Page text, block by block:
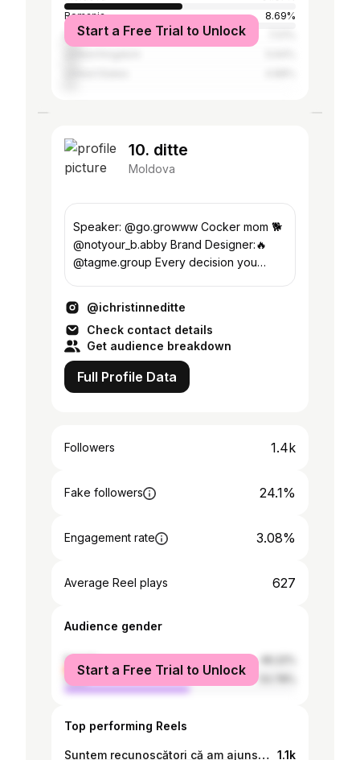
Romania
8.69%
ItalyStart a Free Trial to Unlock
10. ditte
Moldova
Speaker: @go.growww Cocker mom 🐕
@notyour_b.abby Brand Designer:🔥
@tagme.group Every decision you
@ichristinneditte
Check contact details
Get audience breakdown
Full Profile Data
Followers 1.4k
Fake followers 24.1%
Engagement rate 3.08%
Average Reel plays 627
Audience gender
female
male
Start a Free Trial to Unlock
Top performing Reels
Suntem recunoscători că am ajuns aici—împreună. Drumul nu a fost ușor, dar pas cu pas am reușit să adunăm moldovenii din toate colțurile într-un singur loc. Această călătorie nu este doar despre o art instalație, ci despre oamenii pe care i-am întâlnit și pe care acum avem bucuria să-i numim prieteni ❤️🇲🇩🔥 1.1k